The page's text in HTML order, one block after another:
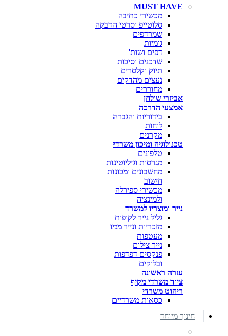
MUST HAVE
מכשירי כתיבה
סלוטייפ וסרטי הדבקה
שמרדפים
גומיות
דפים ושות'
שדכנים וסיכות
תיוק וקלסרים
נעצים מהדקים
מחוררים
אביזרי שולחן
אמצעי הדרכה
בידוריות והגברה
לוחות
מקרנים
טכנולוגיה ומיכון משרדי
טלפונים
מגרסות וגיליוטינות
מחשבונים ומכונות
חישוב
מכשירי ספירלה
ולמינציה
נייר ומוצריו למשרד
גליל נייר לקופות
מזכריות ונייר ממו
מעטפות
נייר צילום
פנקסים דפדפות
ובלוקים
עזרה ראשונה
ציוד משרדי מקיף
ריהוט משרדי
כסאות משרדיים
חינוך מיוחד